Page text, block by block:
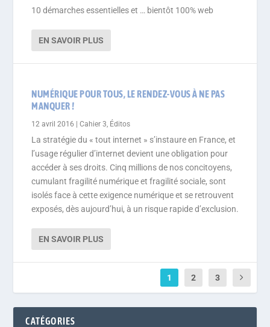
10 démarches essentielles et … bientôt 100% web
EN SAVOIR PLUS
NUMÉRIQUE POUR TOUS, LE RENDEZ-VOUS À NE PAS
MANQUER !
12 avril 2016 |Cahier 3, Éditos
La stratégie du « tout internet » s’instaure en France, et
l’usage régulier d’internet devient une obligation pour
accéder à ses droits. Cinq millions de nos concitoyens,
cumulant fragilité numérique et fragilité sociale, sont
isolés face à cette exigence numérique et se retrouvent
exposés, dès aujourd’hui, à un risque rapide d’exclusion.
EN SAVOIR PLUS
1 2 3
CATÉGORIES